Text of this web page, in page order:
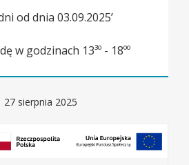
od dnia 03.09.2025’
w godzinach 13³º - 18ºº
27 sierpnia 2025